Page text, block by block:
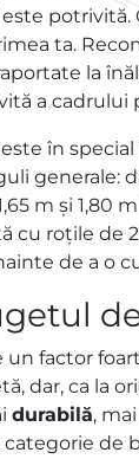
ta.
la
a cadrului
este în
generale:
m și 1,80
cu roțile de
de a o
un factor
dar, ca la
durabilă,
de